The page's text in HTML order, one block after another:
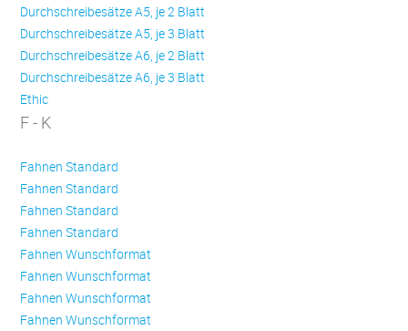
Durchschreibesätze A5, je 2 Blatt
Durchschreibesätze A5, je 3 Blatt
Durchschreibesätze A6, je 2 Blatt
Durchschreibesätze A6, je 3 Blatt
Ethic
F - K
Fahnen Standard
Fahnen Standard
Fahnen Standard
Fahnen Standard
Fahnen Wunschformat
Fahnen Wunschformat
Fahnen Wunschformat
Fahnen Wunschformat